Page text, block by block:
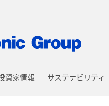
資家情報 サステナビリティ